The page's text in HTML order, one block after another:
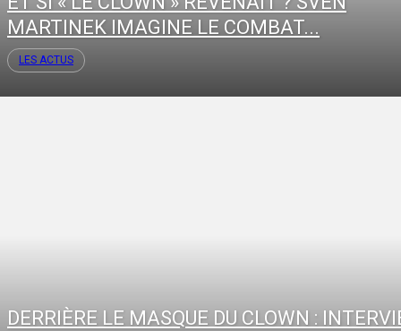
MARTINEK IMAGINE LE COMBAT...
LES ACTUS
DERRIÈRE LE MASQUE DU CLOWN :